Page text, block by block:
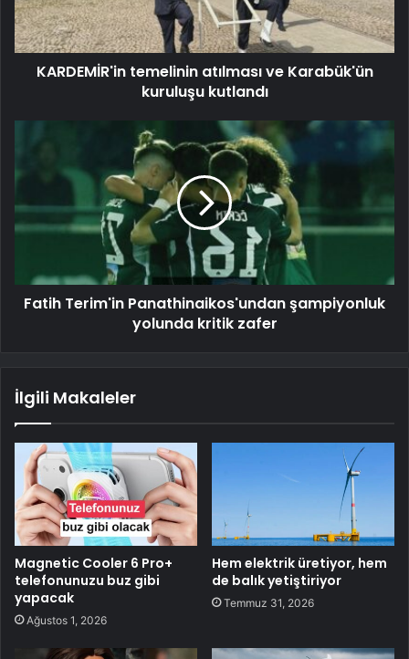
KARDEMİR'in temelinin atılması ve Karabük'ün
kuruluşu kutlandı
Fatih Terim'in Panathinaikos'undan şampiyonluk
yolunda kritik zafer
İlgili Makaleler
Magnetic Cooler 6 Pro+
telefonunuzu buz gibi
yapacak
Ağustos 1, 2026
Hem elektrik üretiyor, hem
de balık yetiştiriyor
Temmuz 31, 2026